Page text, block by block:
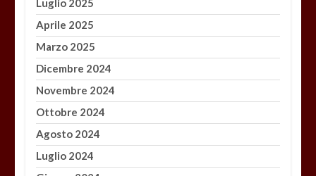
Luglio 2025
Aprile 2025
Marzo 2025
Dicembre 2024
Novembre 2024
Ottobre 2024
Agosto 2024
Luglio 2024